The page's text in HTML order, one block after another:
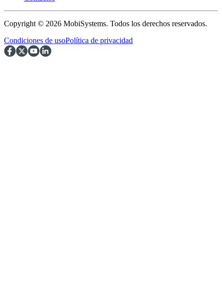
Copyright © 2026 MobiSystems. Todos los derechos reservados.
Condiciones de usoPolítica de privacidad